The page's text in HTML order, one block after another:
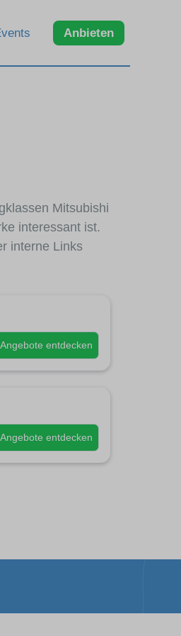
Anbieten
Mitsubishi
interessant ist.
interne Links
Angebote entdecken
Angebote entdecken